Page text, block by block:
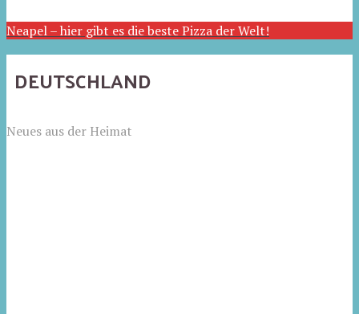
Neapel – hier gibt es die beste Pizza der Welt!
DEUTSCHLAND
Neues aus der Heimat